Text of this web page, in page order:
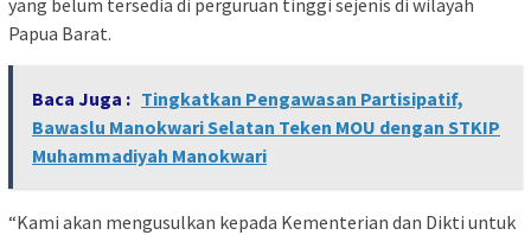
Papua Barat.
Baca Juga : Tingkatkan Pengawasan Partisipatif,
Bawaslu Manokwari Selatan Teken MOU dengan STKIP
Muhammadiyah Manokwari
“Kami akan mengusulkan kepada Kementerian dan Dikti untuk